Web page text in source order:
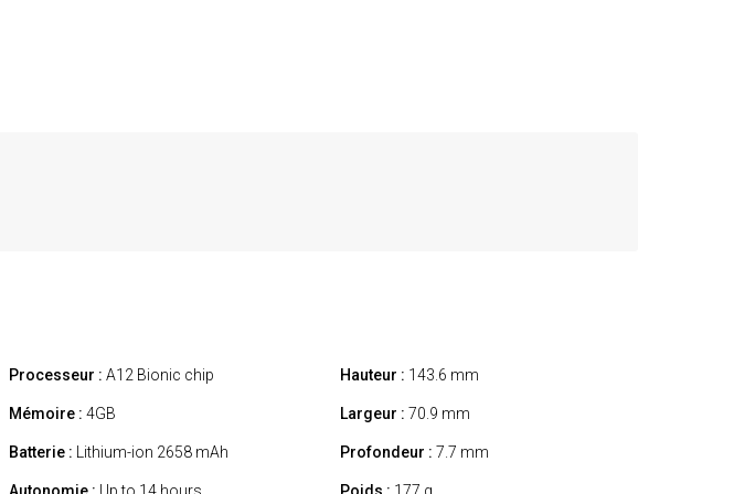
Processeur : A12 Bionic chip
Mémoire : 4GB
Batterie : Lithium-ion 2658 mAh
Hauteur : 143.6 mm
Largeur : 70.9 mm
Profondeur : 7.7 mm